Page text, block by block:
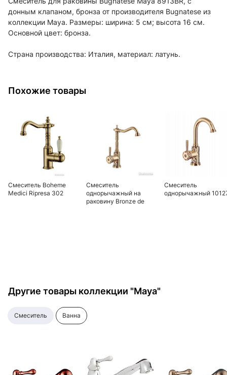
донным клапаном, бронза от производителя Bugnatese из
коллекции Maya. Размеры: ширина: 5 см; высота 16 см.
Основной цвет: бронза.
Страна производства: Италия, материал: латунь.
Похожие товары
Смеситель Boheme
Medici Ripresa 302
Смеситель
однорычажный на
раковину Bronze de
Смеситель
однорычажный
Другие товары коллекции "Maya"
смеситель ванна